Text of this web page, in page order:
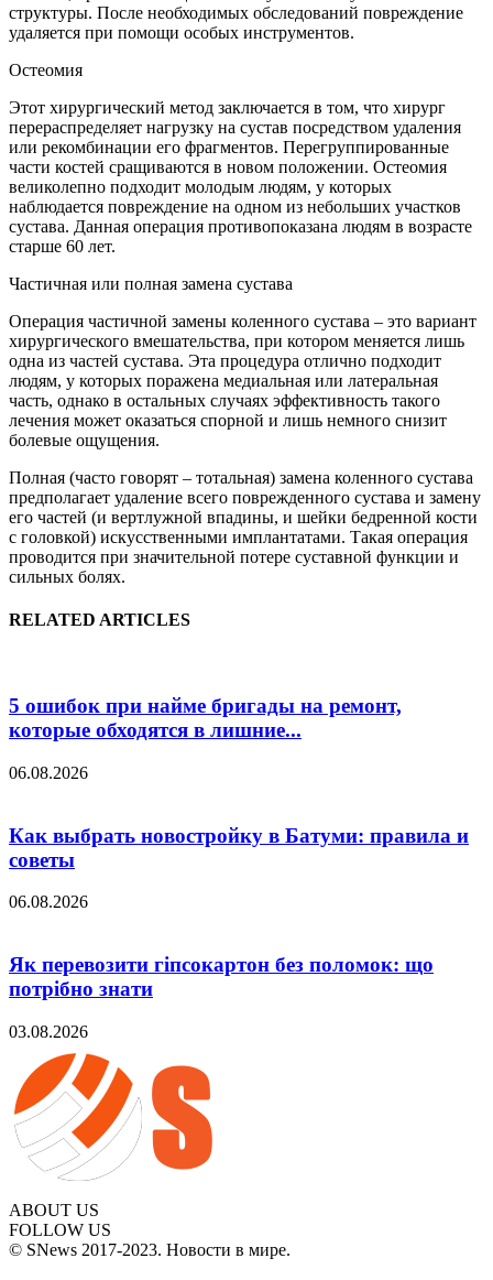
структуры. После необходимых обследований повреждение
удаляется при помощи особых инструментов.
Остеомия
Этот хирургический метод заключается в том, что хирург
перераспределяет нагрузку на сустав посредством удаления
или рекомбинации его фрагментов. Перегруппированные
части костей сращиваются в новом положении. Остеомия
великолепно подходит молодым людям, у которых
наблюдается повреждение на одном из небольших участков
сустава. Данная операция противопоказана людям в возрасте
старше 60 лет.
Частичная или полная замена сустава
Операция частичной замены коленного сустава – это вариант
хирургического вмешательства, при котором меняется лишь
одна из частей сустава. Эта процедура отлично подходит
людям, у которых поражена медиальная или латеральная
часть, однако в остальных случаях эффективность такого
лечения может оказаться спорной и лишь немного снизит
болевые ощущения.
Полная (часто говорят – тотальная) замена коленного сустава
предполагает удаление всего поврежденного сустава и замену
его частей (и вертлужной впадины, и шейки бедренной кости
с головкой) искусственными имплантатами. Такая операция
проводится при значительной потере суставной функции и
сильных болях.
RELATED ARTICLES
5 ошибок при найме бригады на ремонт,
которые обходятся в лишние...
06.08.2026
Как выбрать новостройку в Батуми: правила и
советы
06.08.2026
Як перевозити гіпсокартон без поломок: що
потрібно знати
03.08.2026
ABOUT US
FOLLOW US
© SNews 2017-2023. Новости в мире.